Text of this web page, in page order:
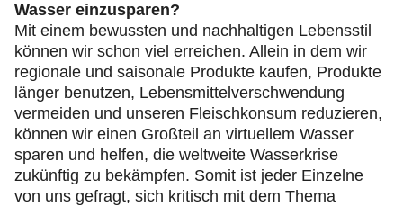
Wasser einzusparen?
Mit einem bewussten und nachhaltigen Lebensstil
können wir schon viel erreichen. Allein in dem wir
regionale und saisonale Produkte kaufen, Produkte
länger benutzen, Lebensmittelverschwendung
vermeiden und unseren Fleischkonsum reduzieren,
können wir einen Großteil an virtuellem Wasser
sparen und helfen, die weltweite Wasserkrise
zukünftig zu bekämpfen. Somit ist jeder Einzelne
von uns gefragt, sich kritisch mit dem Thema